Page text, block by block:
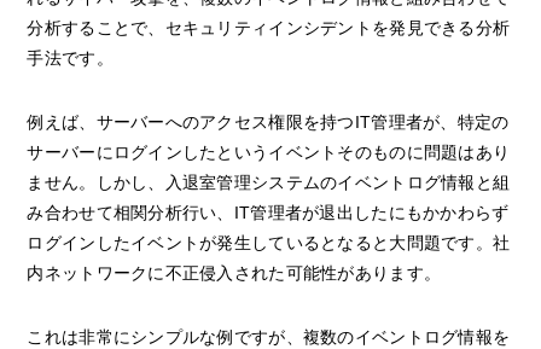
分析することで、セキュリティインシデントを発見できる分析
手法です。
例えば、サーバーへのアクセス権限を持つIT管理者が、特定の
サーバーにログインしたというイベントそのものに問題はあり
ません。しかし、入退室管理システムのイベントログ情報と組
み合わせて相関分析行い、IT管理者が退出したにもかかわらず
ログインしたイベントが発生しているとなると大問題です。社
内ネットワークに不正侵入された可能性があります。
これは非常にシンプルな例ですが、複数のイベントログ情報を